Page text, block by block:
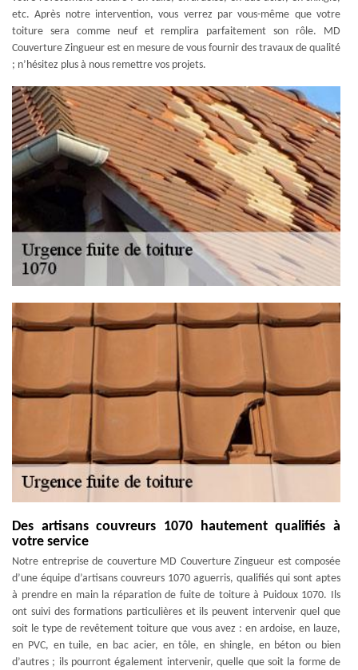
etc. Après notre intervention, vous verrez par vous-même que votre
toiture sera comme neuf et remplira parfaitement son rôle. MD
Couverture Zingueur est en mesure de vous fournir des travaux de qualité
; n’hésitez plus à nous remettre vos projets.
Des artisans couvreurs 1070 hautement qualifiés à
votre service
Notre entreprise de couverture MD Couverture Zingueur est composée
d’une équipe d’artisans couvreurs 1070 aguerris, qualifiés qui sont aptes
à prendre en main la réparation de fuite de toiture à Puidoux 1070. Ils
ont suivi des formations particulières et ils peuvent intervenir quel que
soit le type de revêtement toiture que vous avez : en ardoise, en lauze,
en PVC, en tuile, en bac acier, en tôle, en shingle, en béton ou bien
d’autres ; ils pourront également intervenir, quelle que soit la forme de